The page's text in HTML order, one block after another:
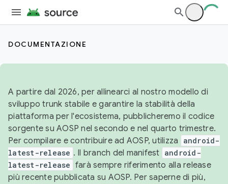
DOCUMENTAZIONE
A partire dal 2026, per allinearci al nostro modello di
sviluppo trunk stabile e garantire la stabilità della
piattaforma per l'ecosistema, pubblicheremo il codice
sorgente su AOSP nel secondo e nel quarto trimestre.
Per compilare e contribuire ad AOSP, utilizza
android-
latest-release . Il branch del manifest android-
latest-release farà sempre riferimento alla release
più recente pubblicata su AOSP. Per saperne di più,